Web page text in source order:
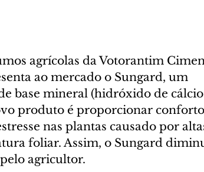
agrícolas da Votorantim
ao mercado o Sungard, um
base mineral (hidróxido de cálcio
produto é proporcionar conforto
nas plantas causado por
foliar. Assim, o Sungard
agricultor.